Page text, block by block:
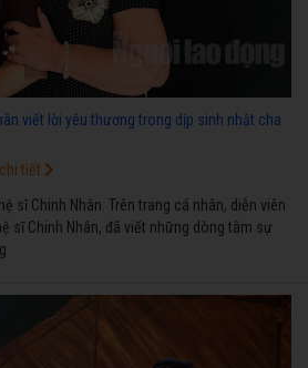
viết lời yêu thương trong dịp sinh nhật cha
sĩ Chinh Nhân. Trên trang cá nhân, diễn viên
sĩ Chinh Nhân, đã viết những dòng tâm sự
tiết